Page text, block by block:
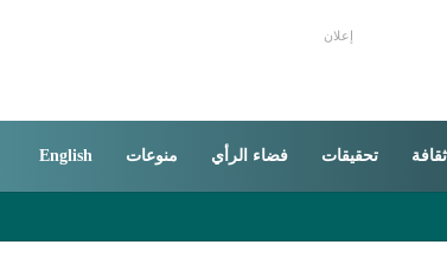
إعلان
ثقافة تحقيقات فضاء الرأي منوعات English